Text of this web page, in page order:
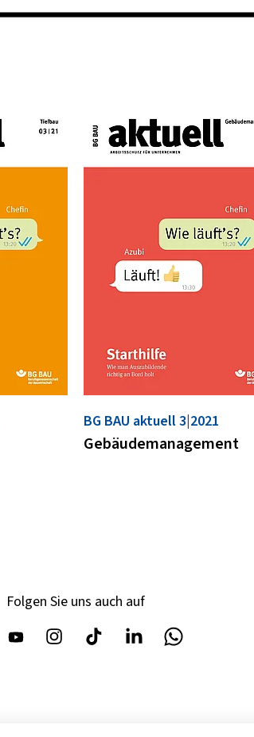
BG BAU aktuell 3|2021
Gebäudemanagement
Folgen Sie uns auch auf